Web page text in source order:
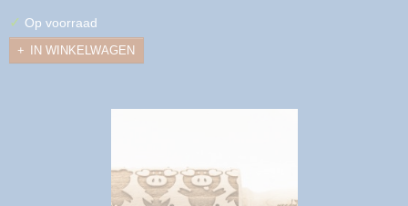
✓ Op voorraad
IN WINKELWAGEN